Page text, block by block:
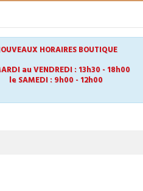
HORAIRES BOUTIQUE
au VENDREDI : 13h30 - 18h00
le SAMEDI : 9h00 - 12h00